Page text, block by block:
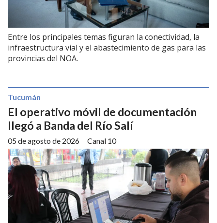
Entre los principales temas figuran la conectividad, la
infraestructura vial y el abastecimiento de gas para las
provincias del NOA.
El operativo móvil de documentación
llegó a Banda del Río Salí
Canal 10
Tucumán
05 de agosto de 2026